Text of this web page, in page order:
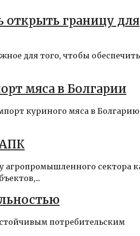
открыть границу для
для того, чтобы обеспечить
мяса в Болгарии
куриного мяса в Болгарию
агропромышленного сектора
потребительским